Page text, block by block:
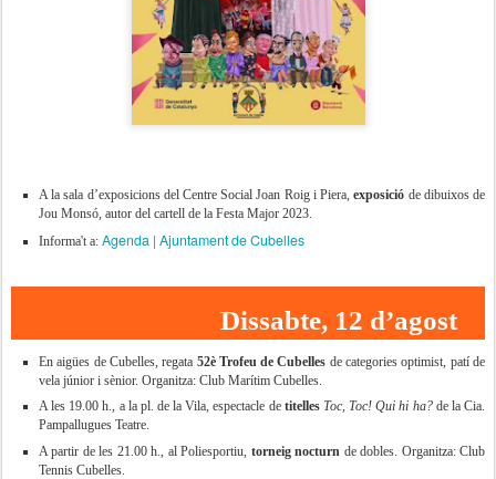
A la sala d’exposicions del Centre Social Joan Roig i Piera,exposició de dibuixos de
Jou Monsó, autor del cartell de la Festa Major 2023.
Informa't a: Agenda | Ajuntament de Cubelles
Dissabte, 12 d’agost
En aigües de Cubelles, regata 52è Trofeu de Cubelles de categories optimist, patí de
vela júnior i sènior. Organitza: Club Marítim Cubelles.
A les 19.00 h., a la pl. de la Vila, espectacle de titelles Toc, Toc! Qui hi ha?de la Cia.
Pampallugues Teatre.
A partir de les 21.00 h., al Poliesportiu, torneig nocturn de dobles. Organitza: Club
Tennis Cubelles.